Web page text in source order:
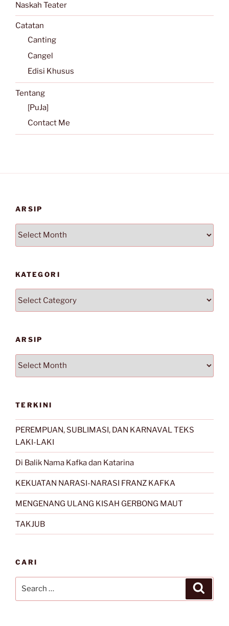
Naskah Teater
Catatan
Canting
Cangel
Edisi Khusus
Tentang
[PuJa]
Contact Me
ARSIP
Arsip
KATEGORI
ARSIP
Arsip
TERKINI
PEREMPUAN, SUBLIMASI, DAN KARNAVAL TEKS
LAKI-LAKI
Di Balik Nama Kafka dan Katarina
KEKUATAN NARASI-NARASI FRANZ KAFKA
MENGENANG ULANG KISAH GERBONG MAUT
TAKJUB
CARI